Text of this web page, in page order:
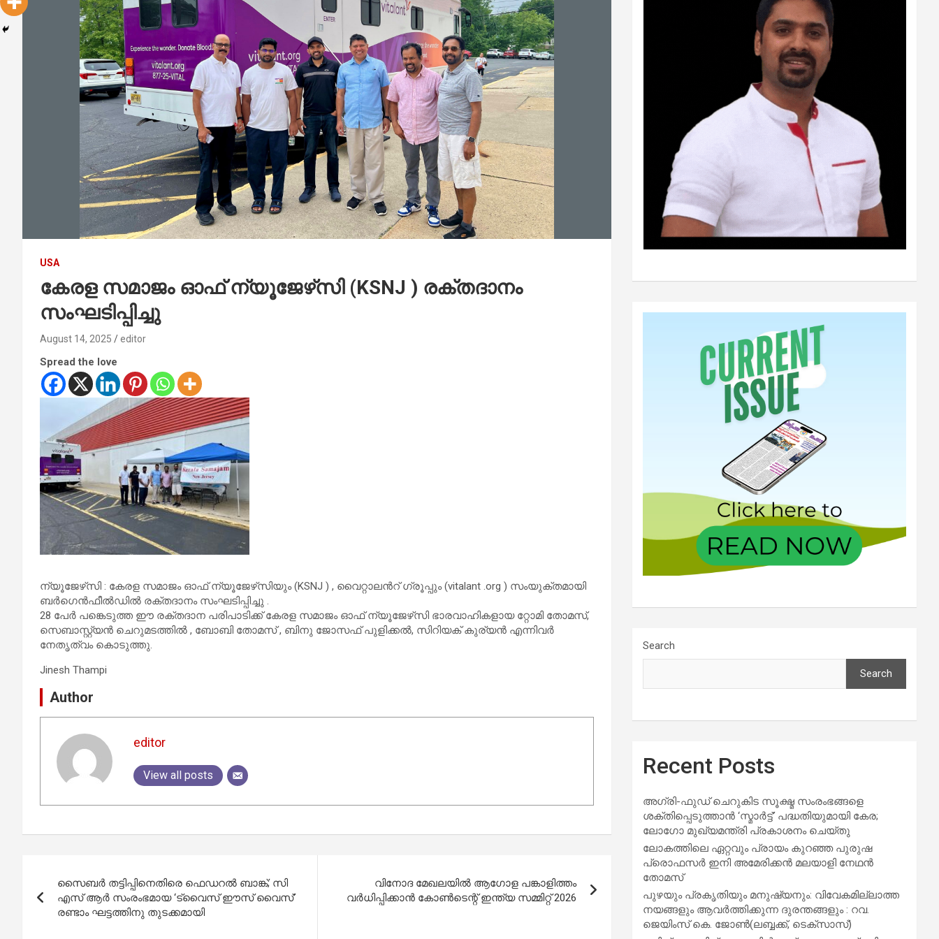
USA
കേരള സമാജം ഓഫ് ന്യൂജേഴ്‌സി (KSNJ ) രക്തദാനം
സംഘടിപ്പിച്ചു
August 14, 2025 editor
Spread the love
ന്യൂജേഴ്‌സി : കേരള സമാജം ഓഫ് ന്യൂജേഴ്‌സിയും (KSNJ ) , വൈറ്റാലൻറ് ഗ്രൂപ്പും (vitalant .org ) സംയുക്തമായി
ബർഗെൻഫീൽഡിൽ രക്തദാനം സംഘടിപ്പിച്ചു .
28 പേർ പങ്കെടുത്ത ഈ രക്തദാന പരിപാടിക്ക് കേരള സമാജം ഓഫ് ന്യൂജേഴ്‌സി ഭാരവാഹികളായ റ്റോമി തോമസ്,
സെബാസ്റ്റ്യൻ ചെറുമടത്തിൽ , ബോബി തോമസ് , ബിനു ജോസഫ് പുളിക്കൽ, സിറിയക് കുര്യൻ എന്നിവർ
നേതൃത്വം കൊടുത്തു.
Jinesh Thampi
Author
editor
View all posts
navigation
സൈബർ തട്ടിപ്പിനെതിരെ ഫെഡറൽ ബാങ്ക്; സി
എസ് ആർ സംരംഭമായ ‘ട്വൈസ് ഈസ് വൈസ്’
രണ്ടാം ഘട്ടത്തിനു തുടക്കമായി
വിനോദ മേഖലയിൽ ആഗോള പങ്കാളിത്തം
വർധിപ്പിക്കാൻ കോൺടെന്റ് ഇന്ത്യ സമ്മിറ്റ് 2026
Search
Search
Recent Posts
അഗ്രി-ഫുഡ് ചെറുകിട സൂക്ഷ്മ സംരംഭങ്ങളെ
ശക്തിപ്പെടുത്താന്‍ ‘സ്മാര്‍ട്ട്’ പദ്ധതിയുമായി കേര;
ലോഗോ മുഖ്യമന്ത്രി പ്രകാശനം ചെയ്തു
ലോകത്തിലെ ഏറ്റവും പ്രായം കുറഞ്ഞ പുരുഷ
പ്രൊഫസർ ഇനി അമേരിക്കൻ മലയാളി നേഥൻ
തോമസ്
പുഴയും പ്രകൃതിയും മനുഷ്യനും: വിവേകമില്ലാത്ത
നയങ്ങളും ആവർത്തിക്കുന്ന ദുരന്തങ്ങളും : റവ.
ജെയിംസ് കെ. ജോൺ(ലബ്ബക്ക്, ടെക്സാസ്)